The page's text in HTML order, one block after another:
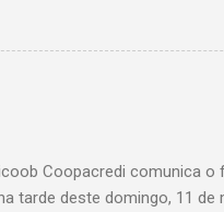
Altino Guimarães, 455, no
unidade seja convertida
Coopacredi comunica o
tarde deste domingo, 11